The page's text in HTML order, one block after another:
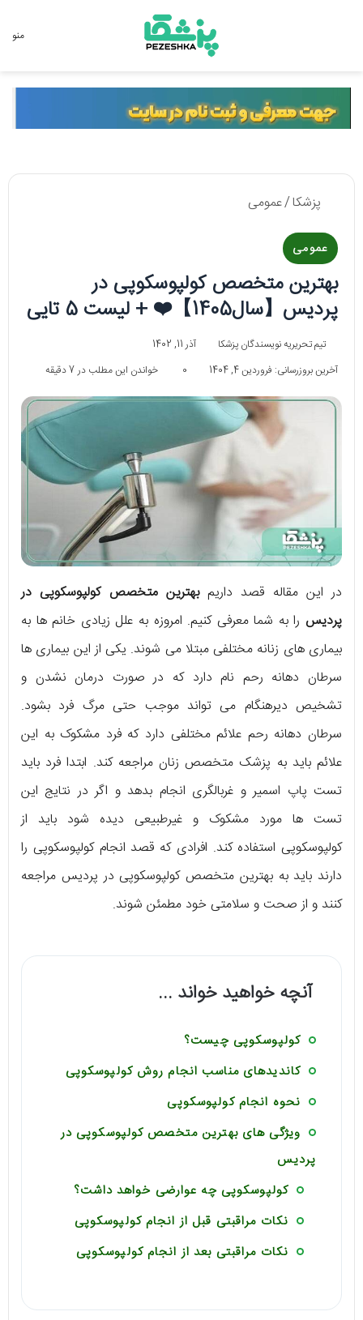
منو
پزشکا/عمومی
عمومی
بهترین متخصص کولپوسکوپی در
پردیس【سال1405】❤️ + لیست 5 تایی
تیم تحریریه نویسندگان پزشکا
آذر 11, 1402
آخرین بروزرسانی: فروردین 4, 1404
0 خواندن این مطلب در 7 دقیقه
در این مقاله قصد داریمبهترین متخصص کولپوسکوپی در
پردیس را به شما معرفی کنیم. امروزه به علل زیادی خانم ها به
بیماری های زنانه مختلفی مبتلا می شوند. یکی از این بیماری ها
سرطان دهانه رحم نام دارد که در صورت درمان نشدن و
تشخیص دیرهنگام می تواند موجب حتی مرگ فرد بشود.
سرطان دهانه رحم علائم مختلفی دارد که فرد مشکوک به این
علائم باید به پزشک متخصص زنان مراجعه کند. ابتدا فرد باید
تست پاپ اسمیر و غربالگری انجام بدهد و اگر در نتایج این
تست ها مورد مشکوک و غیرطبیعی دیده شود باید از
کولپوسکوپی استفاده کند. افرادی که قصد انجام کولپوسکوپی را
دارند باید به بهترین متخصص کولپوسکوپی در پردیس مراجعه
کنند و از صحت و سلامتی خود مطمئن شوند.
آنچه خواهید خواند ...
کولپوسکوپی چیست؟
کاندیدهای مناسب انجام روش کولپوسکوپی
نحوه انجام کولپوسکوپی
ویژگی های بهترین متخصص کولپوسکوپی در
پردیس
کولپوسکوپی چه عوارضی خواهد داشت؟
نکات مراقبتی قبل از انجام کولپوسکوپی
نکات مراقبتی بعد از انجام کولپوسکوپی